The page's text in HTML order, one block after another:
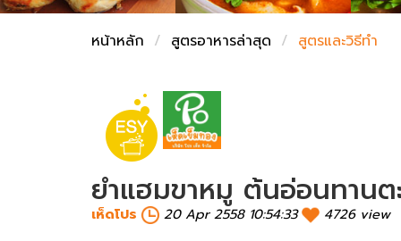
หน้าหลัก สูตรอาหารล่าสุด สูตรและวิธีทำ
ยำแฮมขาหมู ต้นอ่อนทานต
เห็ดโปร 20 Apr 2558 10:54:33 4726 view